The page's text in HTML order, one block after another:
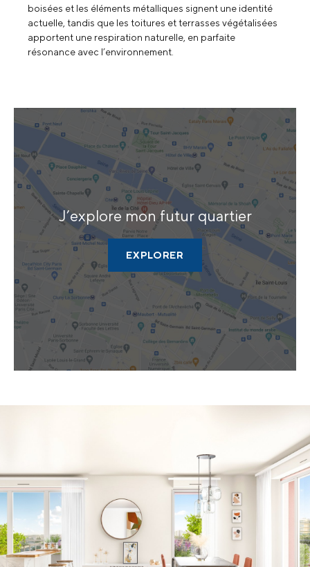
J’exploremon futur quartier
EXPLORER
boisées et les éléments métalliques signent une identité
actuelle, tandis que les toitures et terrasses végétalisées
apportent une respiration naturelle, en parfaite
résonance avec l’environnement.